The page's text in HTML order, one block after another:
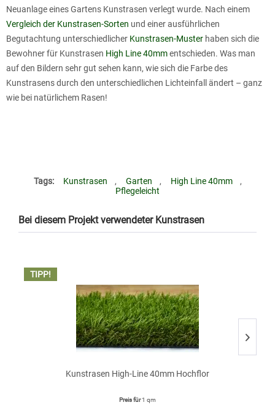
Neuanlage eines Gartens Kunstrasen verlegt wurde. Nach einem
Vergleich der Kunstrasen-Sorten und einer ausführlichen
Begutachtung unterschiedlicher Kunstrasen-Muster haben sich die
Bewohner für Kunstrasen High Line 40mmentschieden. Was man
auf den Bildern sehr gut sehen kann, wie sich die Farbe des
Kunstrasens durch den unterschiedlichen Lichteinfall ändert – ganz
wie bei natürlichem Rasen!
Tags: Kunstrasen , Garten , High Line 40mm
,
Pflegeleicht
Bei diesem Projekt verwendeter Kunstrasen
TIPP!
Kunstrasen High-Line 40mm Hochflor
Preis für1 qm